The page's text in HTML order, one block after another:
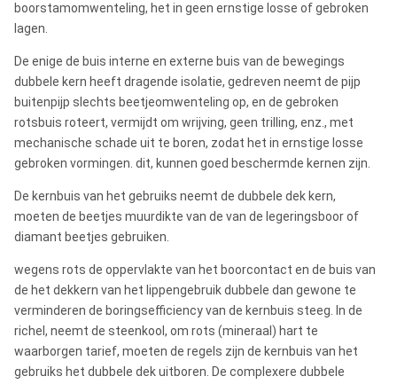
boorstamomwenteling, het in geen ernstige losse of gebroken
lagen.
De enige de buis interne en externe buis van de bewegings
dubbele kern heeft dragende isolatie, gedreven neemt de pijp
buitenpijp slechts beetjeomwenteling op, en de gebroken
rotsbuis roteert, vermijdt om wrijving, geen trilling, enz., met
mechanische schade uit te boren, zodat het in ernstige losse
gebroken vormingen. dit, kunnen goed beschermde kernen zijn.
De kernbuis van het gebruiks neemt de dubbele dek kern,
moeten de beetjes muurdikte van de van de legeringsboor of
diamant beetjes gebruiken.
wegens rots de oppervlakte van het boorcontact en de buis van
de het dekkern van het lippengebruik dubbele dan gewone te
verminderen de boringsefficiency van de kernbuis steeg. In de
richel, neemt de steenkool, om rots (mineraal) hart te
waarborgen tarief, moeten de regels zijn de kernbuis van het
gebruiks het dubbele dek uitboren. De complexere dubbele